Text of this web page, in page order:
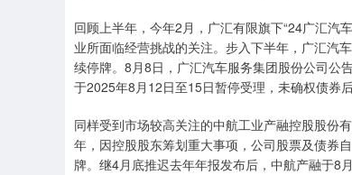
回顾上半年，今年2月，广汇有限旗下“24广汇汽
业所面临经营挑战的关注。步入下半年，广汇汽
续停牌。8月8日，广汇汽车服务集团股份公司公
于2025年8月12日至15日暂停受理，未确权债券后
同样受到市场较高关注的中航工业产融控股股份
年，因控股股东筹划重大事项，公司股票及债券
牌。继4月底推迟去年年报发布后，中航产融于8